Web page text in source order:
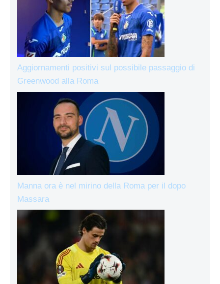
Aggiornamenti positivi sul possibile passaggio di
Greenwood alla Roma
Manna ora è nel mirino della Roma per il dopo
Massara